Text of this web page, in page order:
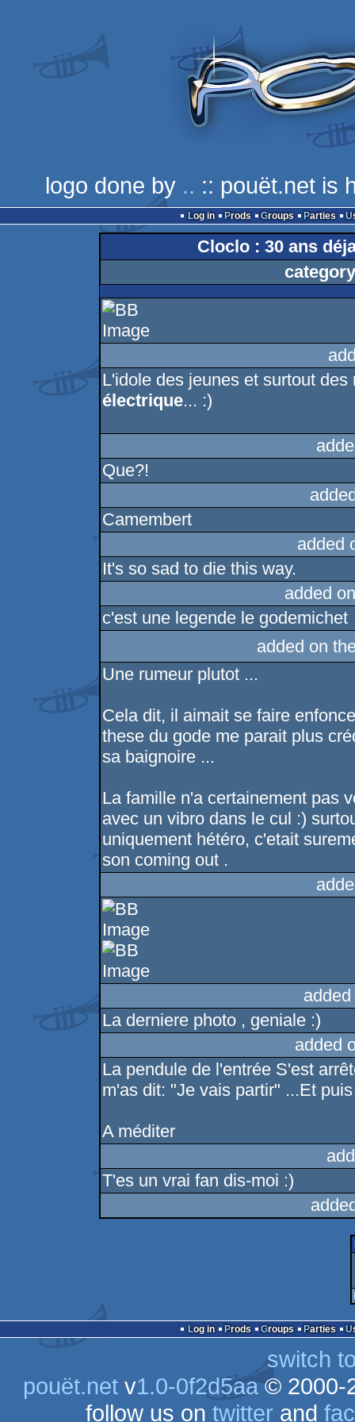
logo done by .. :: pouët.net is
Log in Prods Groups Parties
Cloclo : 30 ans
L'idole des jeunes et surtout
électrique... :)
Que?!
Camembert
added
It's so sad to die this way.
added
c'est une legende le godemichet
added on
Une rumeur plutot ...
Cela dit, il aimait se faire
these du gode me parait plus
sa baignoire ...
La famille n'a certainement pas
avec un vibro dans le cul :)
uniquement hétéro, c'etait
son coming out .
La derniere photo , geniale :)
added
La pendule de l'entrée S'est
m'as dit: "Je vais partir" ...Et
A méditer
T'es un vrai fan dis-moi :)
Log in Prods Groups Parties
switch
pouët.netv1.0-0f2d5aa© 2000-
follow us on twitter and